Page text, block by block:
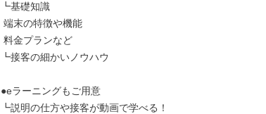
┗基礎知識
┗接客の細かいノウハウ
●eラーニングもご用意
┗説明の仕方や接客が動画で学べる！